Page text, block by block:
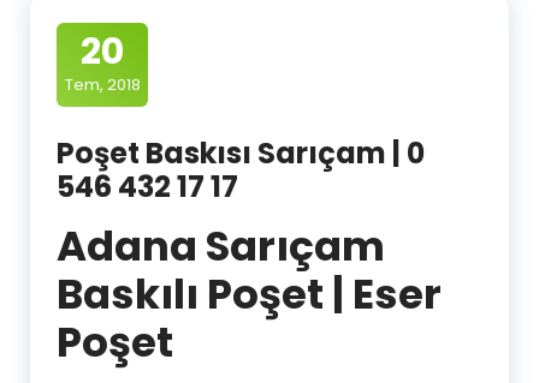
20
Tem, 2018
Poşet Baskısı Sarıçam | 0
546 432 17 17
Adana Sarıçam
Baskılı Poşet | Eser
Poşet